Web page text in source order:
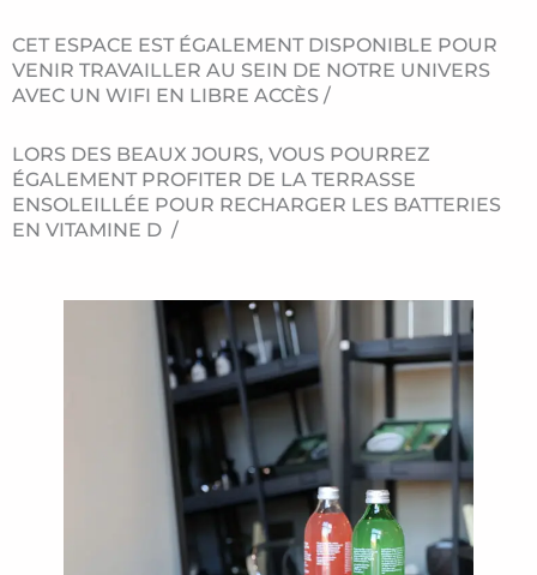
CET ESPACE EST ÉGALEMENT DISPONIBLE POUR
VENIR TRAVAILLER AU SEIN DE NOTRE UNIVERS
AVEC UN WIFI EN LIBRE ACCÈS /
LORS DES BEAUX JOURS, VOUS POURREZ
ÉGALEMENT PROFITER DE LA TERRASSE
ENSOLEILLÉE POUR RECHARGER LES BATTERIES
EN VITAMINE D /